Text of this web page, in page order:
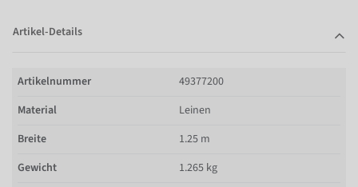
Artikel-Details
Artikelnummer
49377200
Material
Leinen
Breite
1.25 m
Gewicht
1.265 kg